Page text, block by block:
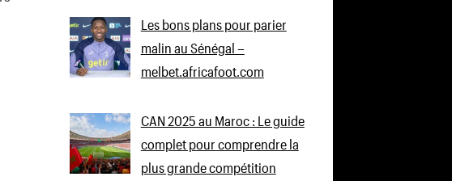
Les bons plans pour parier
malin au Sénégal –
melbet.africafoot.com
CAN 2025 au Maroc : Le guide
complet pour comprendre la
plus grande compétition